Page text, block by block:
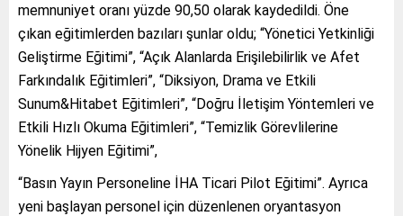
memnuniyet oranı yüzde 90,50 olarak kaydedildi. Öne
çıkan eğitimlerden bazıları şunlar oldu; “Yönetici Yetkinliği
Geliştirme Eğitimi”, “Açık Alanlarda Erişilebilirlik ve Afet
Farkındalık Eğitimleri”, “Diksiyon, Drama ve Etkili
Sunum&Hitabet Eğitimleri”, “Doğru İletişim Yöntemleri ve
Etkili Hızlı Okuma Eğitimleri”, “Temizlik Görevlilerine
Yönelik Hijyen Eğitimi”,
“Basın Yayın Personeline İHA Ticari Pilot Eğitimi”. Ayrıca
yeni başlayan personel için düzenlenen oryantasyon